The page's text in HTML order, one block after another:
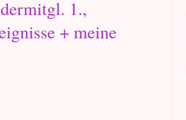
1.,
+ meine